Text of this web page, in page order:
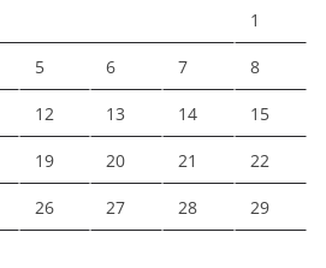
1
5 6 7 8
12 13 14 15
19 20 21 22
26 27 28 29